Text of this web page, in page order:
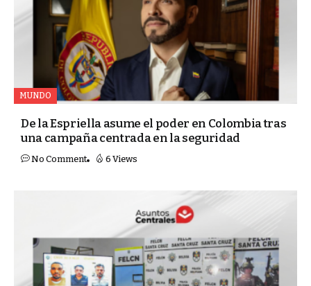
MUNDO
De la Espriella asume el poder en Colombia tras
una campaña centrada en la seguridad
No Comment 6 Views